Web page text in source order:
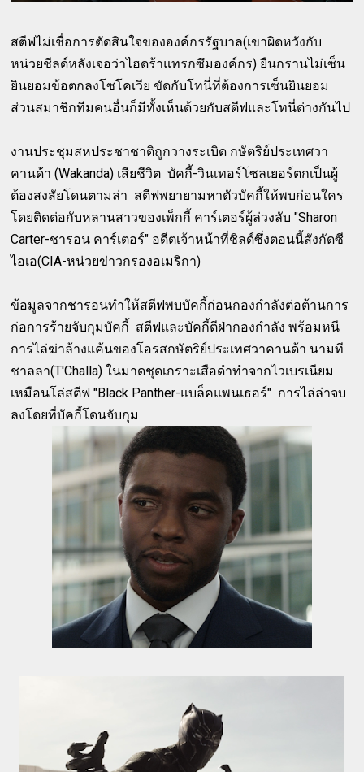
สตีฟไม่เชื่อการตัดสินใจขององค์กรรัฐบาล(เขาผิดหวังกับ
หน่วยชีลด์หลังเจอว่าไฮดร้าแทรกซึมองค์กร) ยืนกรานไม่เซ็น
ยินยอมข้อตกลงโซโคเวีย ขัดกับโทนี่ที่ต้องการเซ็นยินยอม
ส่วนสมาชิกทีมคนอื่นก็มีทั้งเห็นด้วยกับสตีฟและโทนี่ต่างกันไป
งานประชุมสหประชาชาติถูกวางระเบิด กษัตริย์ประเทศวา
คานด้า (Wakanda) เสียชีวิต บัคกี้-วินเทอร์โซลเยอร์ตกเป็นผู้
ต้องสงสัยโดนตามล่า สตีฟพยายามหาตัวบัคกี้ให้พบก่อนใคร
โดยติดต่อกับหลานสาวของเพ็กกี้ คาร์เตอร์ผู้ล่วงลับ "Sharon
Carter-ชารอน คาร์เตอร์" อดีตเจ้าหน้าที่ชิลด์ซึ่งตอนนี้สังกัดซี
ไอเอ(CIA-หน่วยข่าวกรองอเมริกา)
ข้อมูลจากชารอนทำให้สตีฟพบบัคกี้ก่อนกองกำลังต่อต้านการ
ก่อการร้ายจับกุมบัคกี้ สตีฟและบัคกี้ตีฝ่ากองกำลัง พร้อมหนี
การไล่ฆ่าล้างแค้นของโอรสกษัตริย์ประเทศวาคานด้า นามที
ชาลลา(T'Challa) ในมาดชุดเกราะเสือดำทำจากไวเบรเนียม
เหมือนโล่สตีฟ "Black Panther-แบล็คแพนเธอร์" การไล่ล่าจบ
ลงโดยที่บัคกี้โดนจับกุม